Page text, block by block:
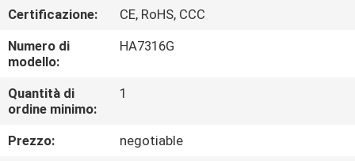
GIRO
DELLA
FABBRICA
CONTROLLO
Certificazione:
CE, RoHS, CCC
Numero di
modello:
HA7316G
Quantità di
ordine minimo:
1
Prezzo:
negotiable